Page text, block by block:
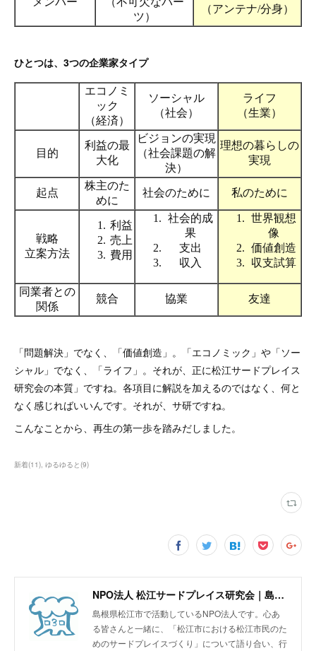
ひとつは、3つの企業家タイプ
「問題解決」でなく、「価値創造」。「エコノミック」や「ソー
シャル」でなく、「ライフ」。それが、正に松江サードプレイス
研究会の本質」ですね。各項目に解説を加えるのではなく、何と
なく感じればいいんです。それが、サ研ですね。
こんなことから、再生の第一歩を踏みだしました。
新着(11) ゆるゆると(9)
NPO法人 松江サードプレイス研究会｜島根県松江市
島根県松江市で活動しているNPO法人です。心あ
る皆さんと一緒に、「松江市における松江市民のた
めのサードプレイスづくり」について語り合い、行